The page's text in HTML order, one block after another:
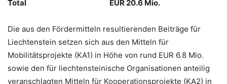
Total EUR 20.6 Mio.
Die aus den Fördermitteln resultierenden Beiträge für
Liechtenstein setzen sich aus den Mitteln für
Mobilitätsprojekte (KA1) in Höhe von rund EUR 6.8 Mio.
sowie den für liechtensteinische Organisationen anteilig
veranschlagten Mitteln für Kooperationsprojekte (KA2) in